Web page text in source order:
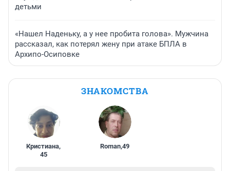
детьми
«Нашел Наденьку, а у нее пробита голова». Мужчина
рассказал, как потерял жену при атаке БПЛА в
Архипо-Осиповке
ЗНАКОМСТВА
Кристиана,
45
Roman,49